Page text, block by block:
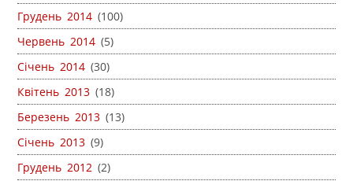
Грудень 2014 (100)
Червень 2014 (5)
Січень 2014 (30)
Квітень 2013 (18)
Березень 2013 (13)
Січень 2013 (9)
Грудень 2012 (2)